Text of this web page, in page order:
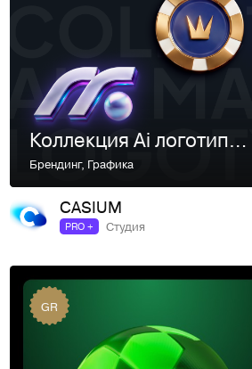
Коллекция Ai логотипов для игровых проектов
Брендинг, Графика
CASIUM
PRO + Студия
GR